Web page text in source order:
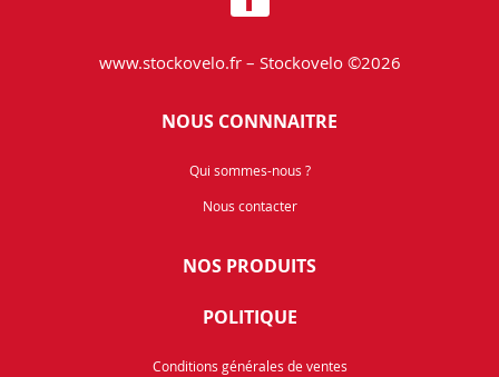
www.stockovelo.fr – Stockovelo ©2026
NOUS CONNNAITRE
Qui sommes-nous ?
Nous contacter
NOS PRODUITS
POLITIQUE
Conditions générales de ventes